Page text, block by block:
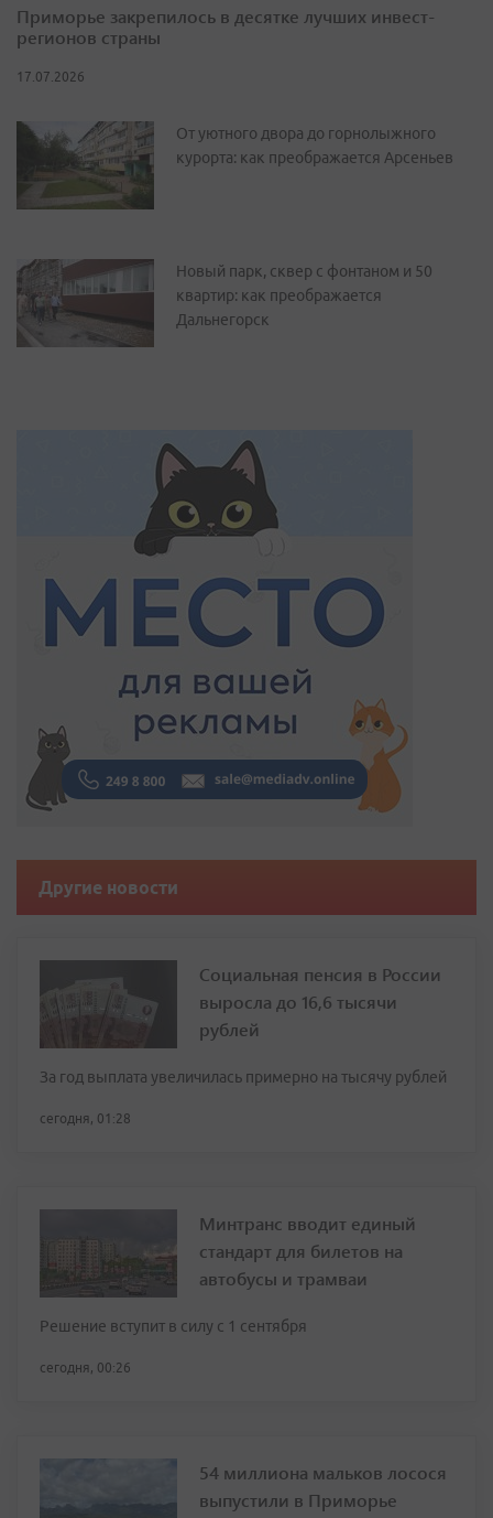
Приморье закрепилось в десятке лучших инвест-
регионов страны
17.07.2026
От уютного двора до горнолыжного
курорта: как преображается Арсеньев
Новый парк, сквер с фонтаном и 50
квартир: как преображается
Дальнегорск
Другие новости
Социальная пенсия в России
выросла до 16,6 тысячи
рублей
За год выплата увеличилась примерно на тысячу рублей
сегодня, 01:28
Минтранс вводит единый
стандарт для билетов на
автобусы и трамваи
Решение вступит в силу с 1 сентября
сегодня, 00:26
54 миллиона мальков лосося
выпустили в Приморье